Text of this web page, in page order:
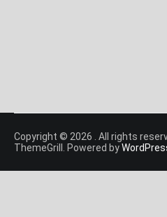
Copyright © 2026 . All rights
ThemeGrill. Powered by